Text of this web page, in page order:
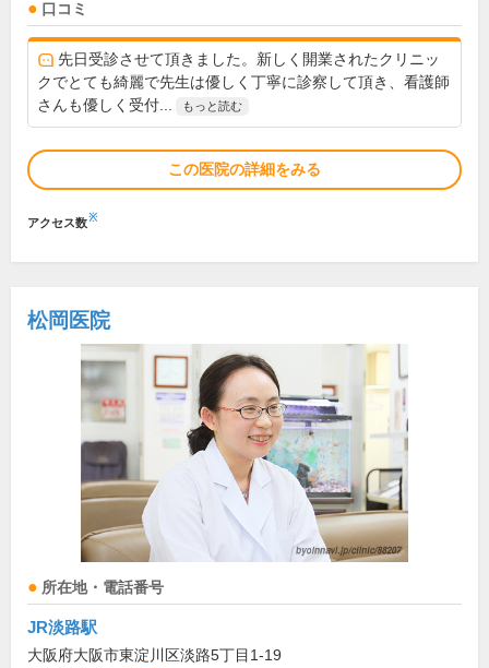
口コミ
先日受診させて頂きました。新しく開業されたクリニッ
クでとても綺麗で先生は優しく丁寧に診察して頂き、看護師
さんも優しく受付...
もっと読む
この医院の詳細をみる
アクセス数※
松岡医院
所在地・電話番号
JR淡路駅
大阪府大阪市東淀川区淡路5丁目1-19